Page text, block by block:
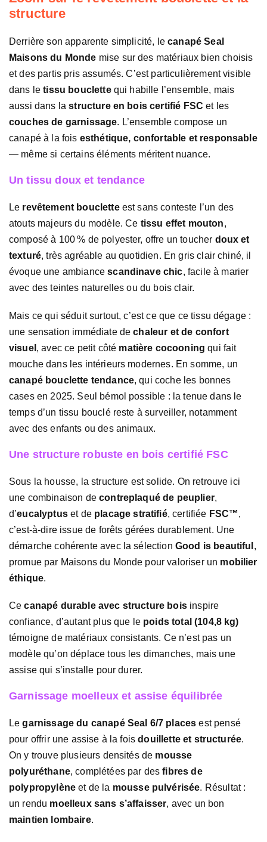
structure
Derrière son apparente simplicité, lecanapé Seal
Maisons du Monde mise sur des matériaux bien choisis
et des partis pris assumés. C’est particulièrement visible
dans letissu bouclettequi habille l’ensemble, mais
aussi dans lastructure en bois certifié FSC et les
couches de garnissage. L’ensemble compose un
canapé à la fois esthétique, confortable et responsable
— même si certains éléments méritent nuance.
Un tissu doux et tendance
Le revêtement boucletteest sans conteste l’un des
atouts majeurs du modèle. Ce tissu effet mouton,
composé à 100 % de polyester, offre un toucher doux et
texturé, très agréable au quotidien. En gris clair chiné, il
évoque une ambiancescandinave chic, facile à marier
avec des teintes naturelles ou du bois clair.
Mais ce qui séduit surtout, c’est ce que ce tissu dégage :
une sensation immédiate dechaleur et de confort
visuel , avec ce petit côté matière cocooning qui fait
mouche dans les intérieurs modernes. En somme, un
canapé bouclette tendance, qui coche les bonnes
cases en 2025. Seul bémol possible : la tenue dans le
temps d’un tissu bouclé reste à surveiller, notamment
avec des enfants ou des animaux.
Une structure robuste en bois certifié FSC
Sous la housse, la structure est solide. On retrouve ici
une combinaison decontreplaqué de peuplier,
d’eucalyptuset de placage stratifié, certifiée FSC™,
c’est-à-dire issue de forêts gérées durablement. Une
démarche cohérente avec la sélection Good is beautiful ,
promue par Maisons du Monde pour valoriser un mobilier
éthique.
Cecanapé durable avec structure boisinspire
confiance, d’autant plus que le poids total (104,8 kg)
témoigne de matériaux consistants. Ce n’est pas un
modèle qu’on déplace tous les dimanches, mais une
assise qui s’installe pour durer.
Garnissage moelleux et assise équilibrée
Legarnissage du canapé Seal 6/7 places est pensé
pour offrir une assise à la foisdouillette et structurée.
On y trouve plusieurs densités de mousse
polyuréthane, complétées par desfibres de
polypropylène et de la mousse pulvérisée. Résultat :
un rendu moelleux sans s’affaisser, avec un bon
maintien lombaire.